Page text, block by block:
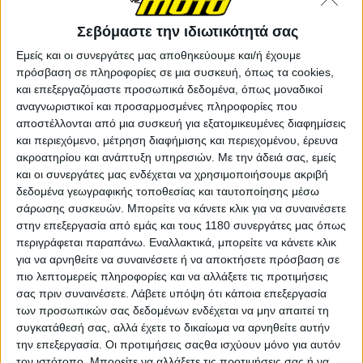
Σεβόμαστε την ιδιωτικότητά σας
Εμείς και οι συνεργάτες μας αποθηκεύουμε και/ή έχουμε
πρόσβαση σε πληροφορίες σε μια συσκευή, όπως τα cookies,
και επεξεργαζόμαστε προσωπικά δεδομένα, όπως μοναδικοί
αναγνωριστικοί και προσαρμοσμένες πληροφορίες που
αποστέλλονται από μια συσκευή για εξατομικευμένες διαφημίσεις
και περιεχόμενο, μέτρηση διαφήμισης και περιεχομένου, έρευνα
ακροατηρίου και ανάπτυξη υπηρεσιών. Με την άδειά σας, εμείς
και οι συνεργάτες μας ενδέχεται να χρησιμοποιήσουμε ακριβή
δεδομένα γεωγραφικής τοποθεσίας και ταυτοποίησης μέσω
σάρωσης συσκευών. Μπορείτε να κάνετε κλικ για να συναινέσετε
στην επεξεργασία από εμάς και τους 1180 συνεργάτες μας όπως
περιγράφεται παραπάνω. Εναλλακτικά, μπορείτε να κάνετε κλικ
για να αρνηθείτε να συναινέσετε ή να αποκτήσετε πρόσβαση σε
πιο λεπτομερείς πληροφορίες και να αλλάξετε τις προτιμήσεις
σας πριν συναινέσετε. Λάβετε υπόψη ότι κάποια επεξεργασία
των προσωπικών σας δεδομένων ενδέχεται να μην απαιτεί τη
συγκατάθεσή σας, αλλά έχετε το δικαίωμα να αρνηθείτε αυτήν
την επεξεργασία. Οι προτιμήσεις σαςθα ισχύουν μόνο για αυτόν
Επικαιρότητα 13/3/2026
QJMOTOR SRT 450RX 2026 – Στην Ελλάδα με τη
χαμηλότερη τιμή στην Ευρώπη
Άκρως επιθετική η τιμολογιακή πολιτική της αντιπροσωπείας
της QJMOTOR που φέρνει το SRT 450RX στην ελληνική αγορά
με τη χαμηλότερη μέχρι τώρα τιμή μεταξύ των ευρωπαϊκών
χωρών. Το SRT 450 RX είναι η...
Νέα Μοντέλα
QJMOTOR SQ 350 2026 - Με επίπεδη ποδιά και
16ρηδες τροχούς [Τιμή στην Ελλάδα]
Η ελληνική αντιπροσωπεία της Γκοργκόλης ΑΕ ανακοίνωσε το
νέο SQ 350, το μεσαίου κυβισμού σκούτερ της...
Επικαιρότητα
QJMOTOR SRT 600SX 2025 - Στην Ελλάδα με νέο
όνομα και πιο πλούσιο εξοπλισμό [Τιμή]